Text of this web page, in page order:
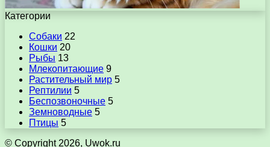
Категории
Собаки 22
Кошки 20
Рыбы 13
Млекопитающие 9
Растительный мир 5
Рептилии 5
Беспозвоночные 5
Земноводные 5
Птицы 5
© Copyright 2026, Uwok.ru